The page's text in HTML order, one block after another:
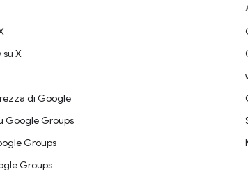
X
di Google
Google Groups
Groups
Groups